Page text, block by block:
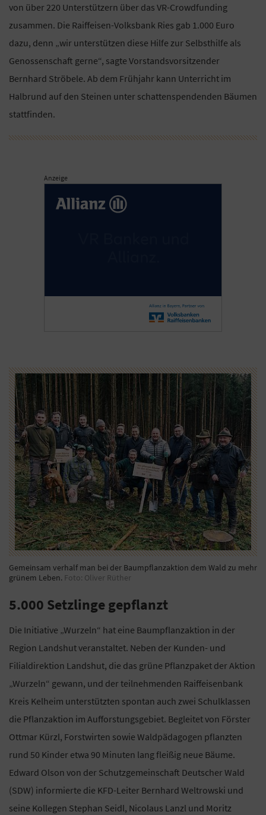
von über 220 Unterstützern über das VR-Crowdfunding
zusammen. Die Raiffeisen-Volksbank Ries gab 1.000 Euro
dazu, denn „wir unterstützen diese Hilfe zur Selbsthilfe als
Genossenschaft gerne“, sagte Vorstandsvorsitzender
Bernhard Ströbele. Ab dem Frühjahr kann Unterricht im
Halbrund auf den Steinen unter schattenspendenden Bäumen
stattfinden.
Anzeige
Gemeinsam verhalf man bei der Baumpflanzaktion dem Wald zu mehr
grünem Leben. Foto: Oliver Rüther
5.000 Setzlinge gepflanzt
Die Initiative „Wurzeln“ hat eine Baumpflanzaktion in der
Region Landshut veranstaltet. Neben der Kunden- und
Filialdirektion Landshut, die das grüne Pflanzpaket der Aktion
„Wurzeln“ gewann, und der teilnehmenden Raiffeisenbank
Kreis Kelheim unterstützten spontan auch zwei Schulklassen
die Pflanzaktion im Aufforstungsgebiet. Begleitet von Förster
Ottmar Kürzl, Forstwirten sowie Waldpädagogen pflanzten
rund 50 Kinder etwa 90 Minuten lang fleißig neue Bäume.
Edward Olson von der Schutzgemeinschaft Deutscher Wald
(SDW) informierte die KFD-Leiter Bernhard Weltrowski und
seine Kollegen Stephan Seidl, Nicolaus Lanzl und Moritz